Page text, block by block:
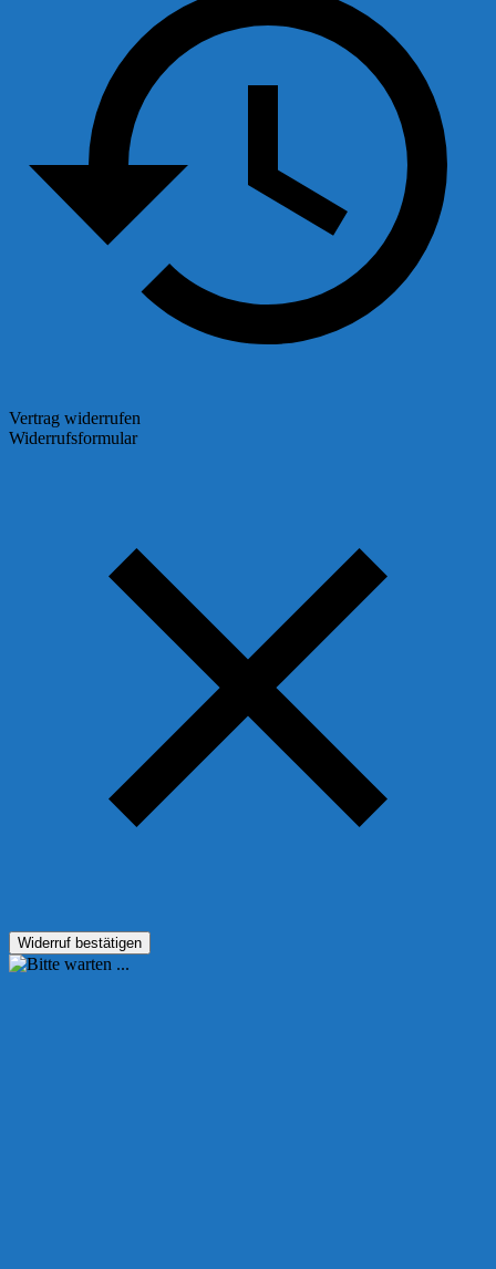
Vertrag widerrufen
Widerrufsformular
Widerruf bestätigen